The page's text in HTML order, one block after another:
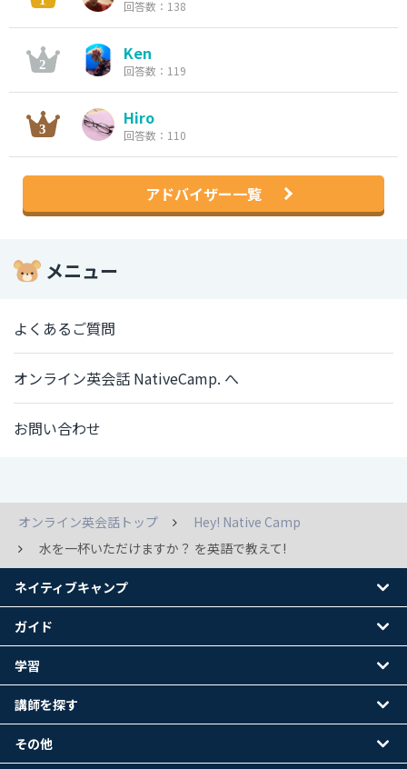
回答数：138
Ken
回答数：119
Hiro
回答数：110
アドバイザー一覧
メニュー
よくあるご質問
オンライン英会話 NativeCamp. へ
お問い合わせ
オンライン英会話トップ
Hey! Native Camp
水を一杯いただけますか？ を英語で教えて!
ネイティブキャンプ
ガイド
学習
講師を探す
その他